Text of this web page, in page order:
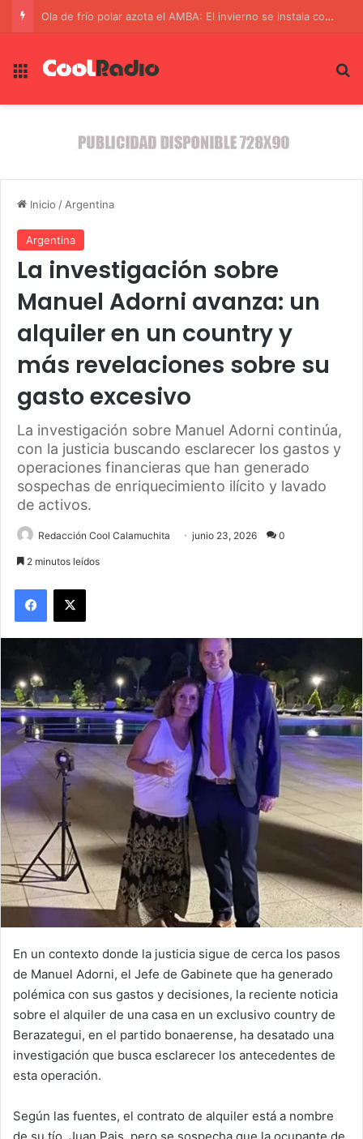
Un Operativo Conjunto Rescata a una Recién Nacida Secuestrada en la Frontera de Brasil y Paraguay
Menú
Inicio / Argentina
Argentina
La investigación sobre
Manuel Adorni avanza: un
alquiler en un country y
más revelaciones sobre su
gasto excesivo
La investigación sobre Manuel Adorni continúa,
con la justicia buscando esclarecer los gastos y
operaciones financieras que han generado
sospechas de enriquecimiento ilícito y lavado
de activos.
Redacción Cool Calamuchita junio 23, 2026 0
2 minutos leídos
Facebook
X
En un contexto donde la justicia sigue de cerca los pasos
de Manuel Adorni, el Jefe de Gabinete que ha generado
polémica con sus gastos y decisiones, la reciente noticia
sobre el alquiler de una casa en un exclusivo country de
Berazategui, en el partido bonaerense, ha desatado una
investigación que busca esclarecer los antecedentes de
esta operación.
Según las fuentes, el contrato de alquiler está a nombre